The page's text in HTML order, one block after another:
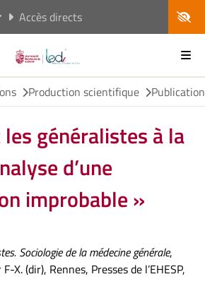
Accès directs
Production scientifique
généralistes à la
d’une
improbable »
Sociologie de la médecine générale,
X. (dir), Rennes, Presses de l’EHESP,